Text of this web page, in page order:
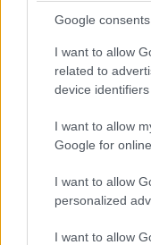
Google consents
I want to allow
related to
device identifiers
I want to allow
Google for
I want to allow
personalized
I want to allow
Reggeli
2025. szeptember 17. 9:44
Kadarkai Endre
Kadarkai Endre
beszélgetésben szó